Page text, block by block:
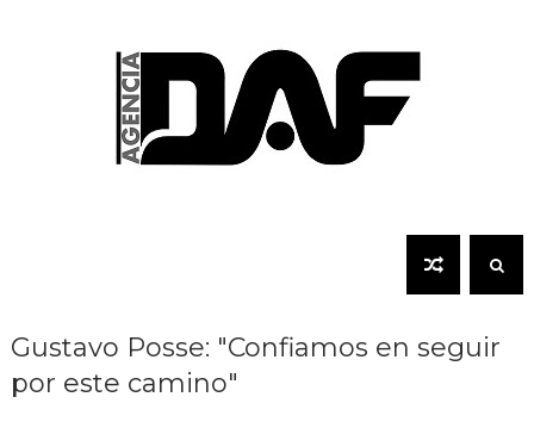
Gustavo Posse: "Confiamos en seguir
por este camino"